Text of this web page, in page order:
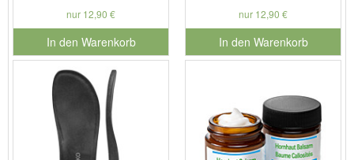
nur 12,90 €
In den Warenkorb
für Produktnummer 901179
nur 12,90 €
In den Warenkorb
für Produktnummer 901127